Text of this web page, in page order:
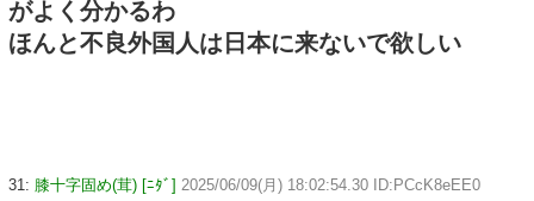
がよく分かるわ
ほんと不良外国人は日本に来ないで欲しい
31: 膝十字固め(茸) [ﾆﾀﾞ] 2025/06/09(月) 18:02:54.30 ID:PCcK8eEE0